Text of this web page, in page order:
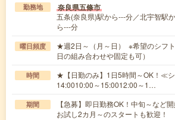
勤務地 奈良県五條市
五条(奈良県)駅から---分／北宇智駅
ら---分
曜日頻度
★週2日～（月～日） ※希望のシフ
日の組み合わせや固定も可）
時間
★【日勤のみ】1日5時間～OK！≪
14:0010:00～15:0012:00～1…
期間
【急募】即日勤務OK！中旬～な
お試し2カ月～のスタートも歓迎！